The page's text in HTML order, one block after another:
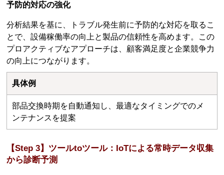
予防的対応の強化
分析結果を基に、トラブル発生前に予防的な対応を取るこ
とで、設備稼働率の向上と製品の信頼性を高めます。この
プロアクティブなアプローチは、顧客満足度と企業競争力
の向上につながります。
具体例
部品交換時期を自動通知し、最適なタイミングでのメ
ンテナンスを提案
【Step 3】ツールtoツール：IoTによる常時データ収集
から診断予測